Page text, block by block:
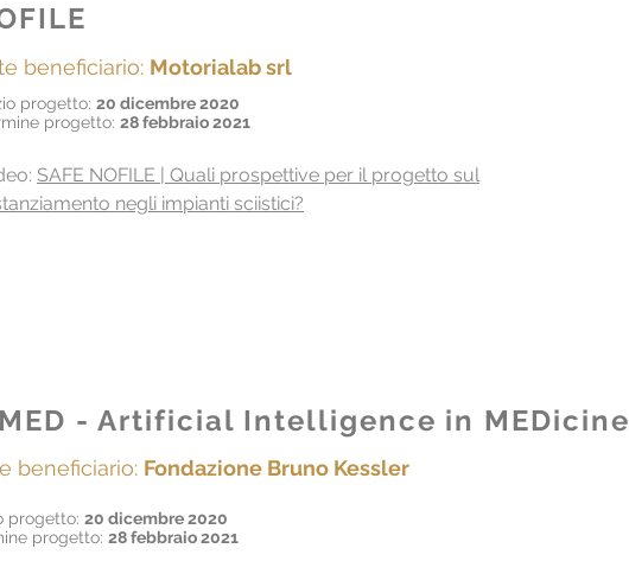
beneficiario: Motorialab srl
progetto: 20 dicembre 2020
progetto: 28 febbraio 2021
SAFE NOFILE | Quali prospettive per il progetto sul
negli impianti sciistici?
- Artificial Intelligence in MEDicine
beneficiario: Fondazione Bruno Kessler
progetto: 20 dicembre 2020
progetto: 28 febbraio 2021